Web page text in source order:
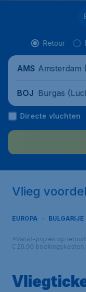
Retour
AMS Amsterdam
BOJ Burgas
Directe vluchten
Vlieg
EUROPA BULGARIJE
*Vanaf-prijzen op
€ 29,90 boekingskosten.